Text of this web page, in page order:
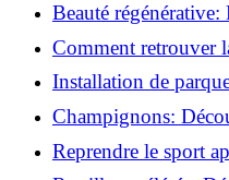
Beauté régénérative:
révolutionnaire de la
Comment retrouver
de blessure:
Installation de
essentielles à respecter!
Champignons:
pouvoirs
Reprendre le sport
meilleures méthodes!